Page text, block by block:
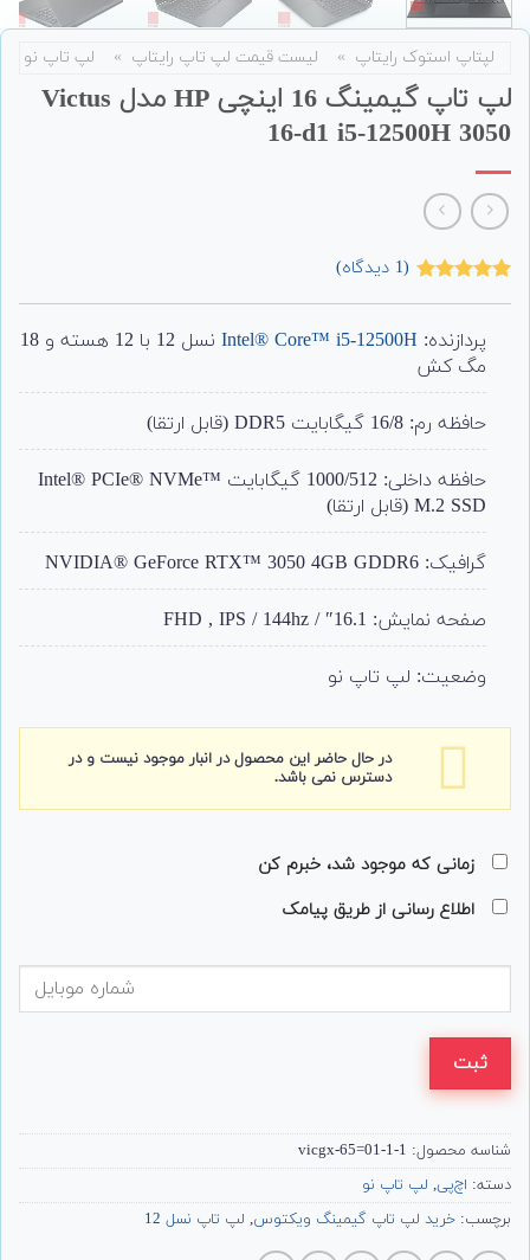
لپتاپ استوک رایتاپ » لیست قیمت لپ تاپ رایتاپ » لپ تاپ نو
لپ تاپ گیمینگ 16 اینچی HP مدل Victus
16-d1 i5-12500H 3050
مشتری
(
1 دیدگاه)
پردازنده: Intel® Core™ i5-12500H
نسل 12 با 12 هسته و 18
مگ کش
حافظه رم: 16/8 گیگابایت DDR5 (قابل ارتقا)
حافظه داخلی: 1000/512 گیگابایت Intel® PCIe® NVMe™
M.2 SSD (قابل ارتقا)
گرافیک: NVIDIA® GeForce RTX™ 3050 4GB GDDR6
صفحه نمایش: 16.1″ / FHD , IPS / 144hz
وضعیت: لپ تاپ نو
در حال حاضر این محصول در انبار موجود نیست و در
دسترس نمی باشد.
زمانی که موجود شد، خبرم کن
اطلاع رسانی از طریق پیامک
ثبت
شناسه محصول: vicgx-65=01-1-1
دسته: اچ‌پی, لپ تاپ نو
برچسب: خرید لپ تاپ گیمینگ ویکتوس, لپ تاپ نسل 12